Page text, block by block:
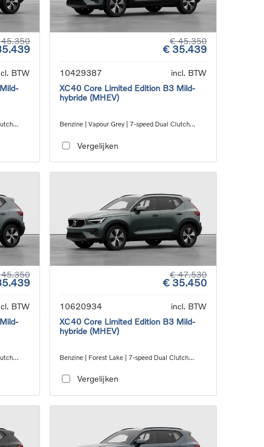
BTW
€ 45.350
€ 35.439
10429387
incl. BTW
XC40 Core Limited Edition B3 Mild-
hybride (MHEV)
Benzine | Vapour Grey | 7-speed Dual Clutch
Vergelijken
BTW
€ 47.530
€ 35.450
10620934
incl. BTW
XC40 Core Limited Edition B3 Mild-
hybride (MHEV)
Benzine | Forest Lake | 7-speed Dual Clutch
Vergelijken